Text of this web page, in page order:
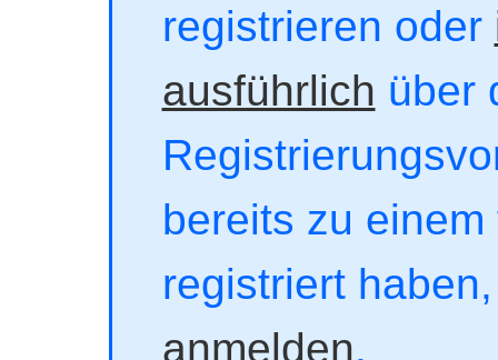
registrieren oder
ausführlich über
bereits zu
registriert
anmelden.